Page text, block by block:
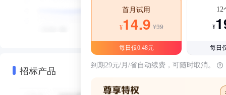
招标产品
首月试用
¥14.9 ¥39
每日仅0.48元
12
¥
每日
到期29元/月/省自动续费，可随时取消。